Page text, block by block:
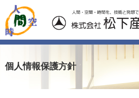
個人情報保護方針